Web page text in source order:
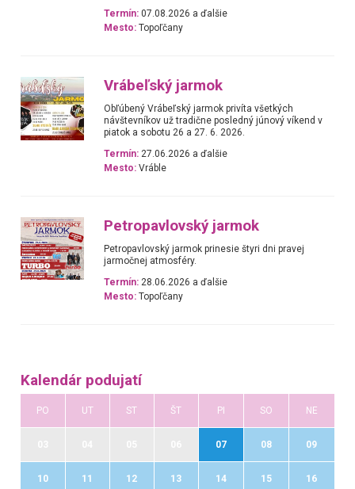
Termín: 07.08.2026 a ďalšie
Mesto: Topoľčany
Vrábeľský jarmok
Obľúbený Vrábeľský jarmok privíta všetkých
návštevníkov už tradične posledný júnový víkend v
piatok a sobotu 26 a 27. 6. 2026.
Termín: 27.06.2026 a ďalšie
Mesto: Vráble
Petropavlovský jarmok
Petropavlovský jarmok prinesie štyri dni pravej
jarmočnej atmosféry.
Termín: 28.06.2026 a ďalšie
Mesto: Topoľčany
Kalendár podujatí
PO UT ST ŠT PI SO NE
07 08 09
10 11 12 13 14 15 16